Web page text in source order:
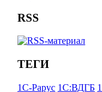
RSS
ТЕГИ
1С-Рарус 1С:ВДГБ